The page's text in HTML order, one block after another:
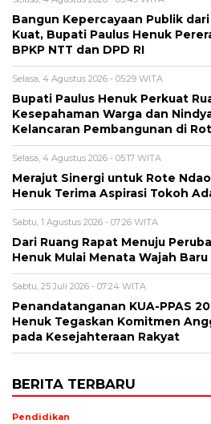
Bangun Kepercayaan Publik
Kuat, Bupati Paulus Henuk
BPKP NTT dan DPD RI
Selasa, 4 Agustus 2026 - 05:29 WITA
Bupati Paulus Henuk Perkuat
Kesepahaman Warga dan
Kelancaran Pembangunan di
Selasa, 4 Agustus 2026 - 05:17 WITA
Merajut Sinergi untuk Rote
Henuk Terima Aspirasi Tokoh
Sabtu, 1 Agustus 2026 - 07:26 WITA
Dari Ruang Rapat Menuju
Henuk Mulai Menata Wajah
Sabtu, 25 Juli 2026 - 07:24 WITA
Penandatanganan KUA-PPAS
Henuk Tegaskan Komitmen
pada Kesejahteraan Rakyat
BERITA TERBARU
Pendidikan